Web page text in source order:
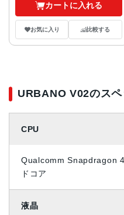
カートに入れる
お気に入り 比較する
URBANO V02のスペ
CPU
Qualcomm Snapdragon
ドコア
液晶